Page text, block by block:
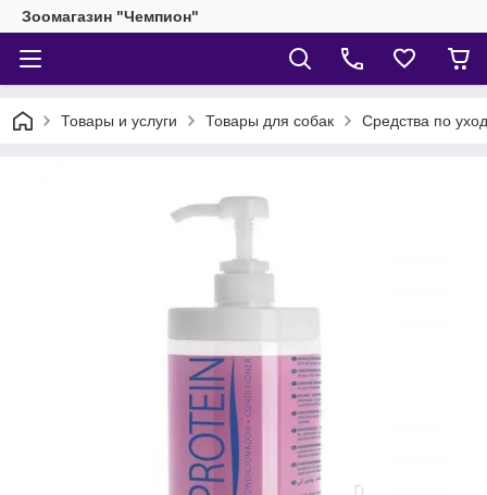
Зоомагазин "Чемпион"
Товары и услуги Товары для собак Средства по